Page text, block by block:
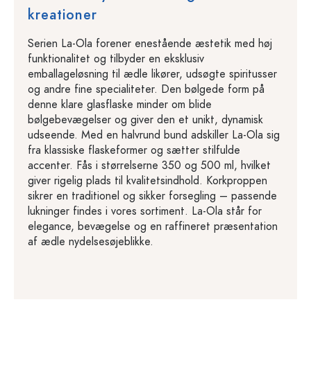
kreationer
Serien La-Ola forener enestående æstetik med høj
funktionalitet og tilbyder en eksklusiv
emballageløsning til ædle likører, udsøgte spiritusser
og andre fine specialiteter. Den bølgede form på
denne klare glasflaske minder om blide
bølgebevægelser og giver den et unikt, dynamisk
udseende. Med en halvrund bund adskiller La-Ola sig
fra klassiske flaskeformer og sætter stilfulde
accenter. Fås i størrelserne 350 og 500 ml, hvilket
giver rigelig plads til kvalitetsindhold. Korkproppen
sikrer en traditionel og sikker forsegling – passende
lukninger findes i vores sortiment. La-Ola står for
elegance, bevægelse og en raffineret præsentation
af ædle nydelsesøjeblikke.